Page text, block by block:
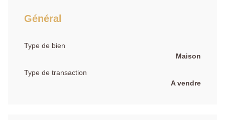
Général
Type de bien
Maison
Type de transaction
A vendre